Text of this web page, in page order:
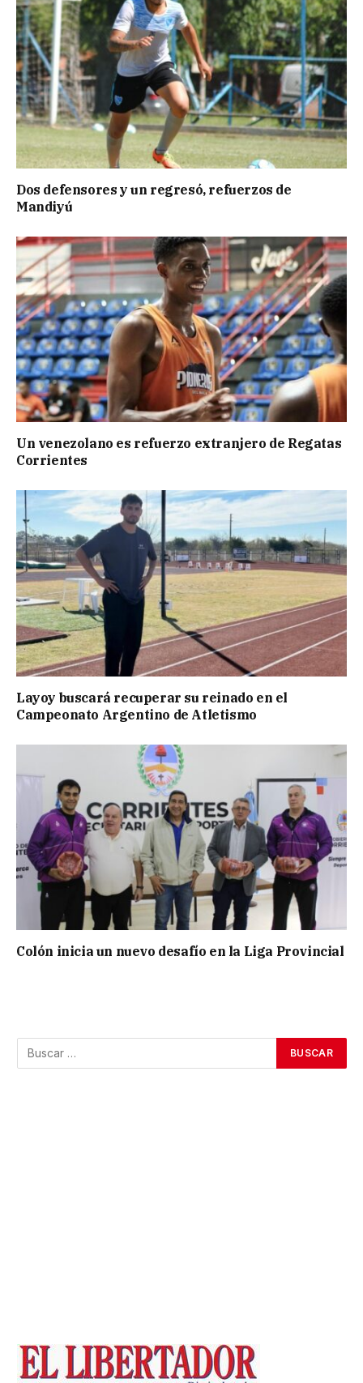
Dos defensores y un regresó, refuerzos de
Mandiyú
Un venezolano es refuerzo extranjero de Regatas
Corrientes
Layoy buscará recuperar su reinado en el
Campeonato Argentino de Atletismo
Colón inicia un nuevo desafío en la Liga Provincial